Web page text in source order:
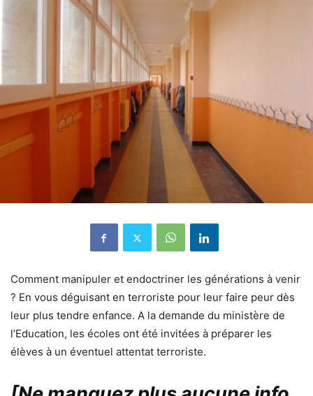
Comment manipuler et endoctriner les générations à venir
? En vous déguisant en terroriste pour leur faire peur dès
leur plus tendre enfance. A la demande du ministère de
l’Education, les écoles ont été invitées à préparer les
élèves à un éventuel attentat terroriste.